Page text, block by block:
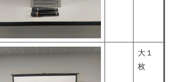
大１
枚